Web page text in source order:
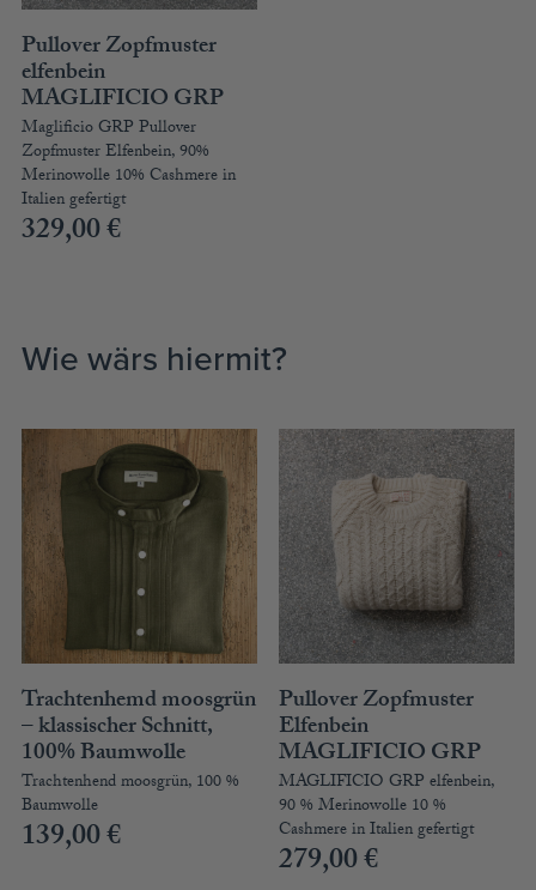
Pullover Zopfmuster
elfenbein
MAGLIFICIO GRP
Maglificio GRP Pullover
Zopfmuster Elfenbein, 90%
Merinowolle 10% Cashmere in
Italien gefertigt
329,00€
Wie wärs hiermit?
Trachtenhemd moosgrün
– klassischer Schnitt,
100% Baumwolle
Trachtenhend moosgrün, 100 %
Baumwolle
139,00€
Pullover Zopfmuster
Elfenbein
MAGLIFICIO GRP
MAGLIFICIO GRP elfenbein,
90 % Merinowolle 10 %
Cashmere in Italien gefertigt
279,00€